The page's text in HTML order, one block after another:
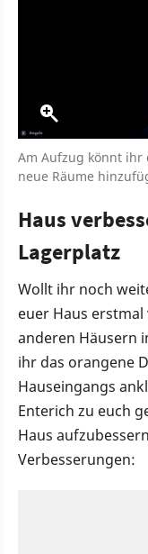
Am Aufzug könnt ihr
neue Räume
Haus
Lagerplatz
Wollt ihr noch
euer Haus
anderen Häusern
ihr das orangene
Hauseingangs
Enterich zu euch
Haus
Verbesserungen: